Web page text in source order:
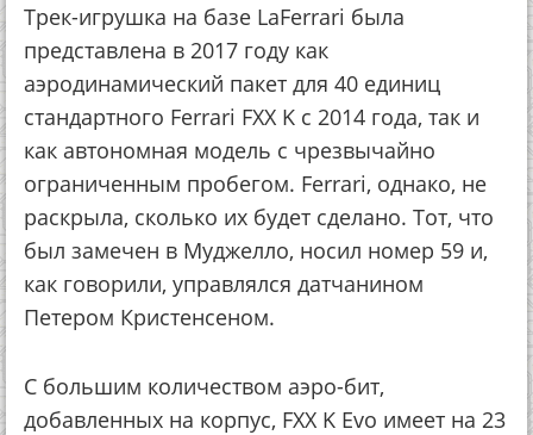
Трек-игрушка на базе LaFerrari была
представлена в 2017 году как
аэродинамический пакет для 40 единиц
стандартного Ferrari FXX K с 2014 года, так и
как автономная модель с чрезвычайно
ограниченным пробегом. Ferrari, однако, не
раскрыла, сколько их будет сделано. Тот, что
был замечен в Муджелло, носил номер 59 и,
как говорили, управлялся датчанином
Петером Кристенсеном.
С большим количеством аэро-бит,
добавленных на корпус, FXX K Evo имеет на 23